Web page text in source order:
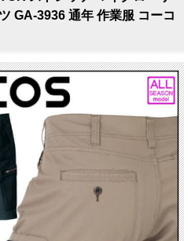
GA-3936 通年 作業服 コーコ